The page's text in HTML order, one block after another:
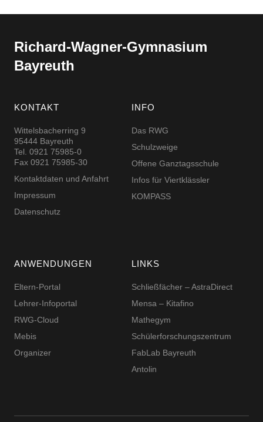
Richard-​​Wagner-​​Gymnasium
Bayreuth
KONTAKT
Wittelsbacherring 9
95444 Bayreuth
Tel. 0921 75985-0
Fax 0921 75985-30
Kontaktdaten und Anfahrt
Impressum
Datenschutz
INFO
Das RWG
Schulzweige
Offene Ganztagsschule
Infos für Viertklässler
KOMPASS
ANWENDUNGEN
Eltern-Portal
Lehrer-Infoportal
RWG-Cloud
Mebis
Organizer
LINKS
Schließfächer – AstraDirect
Mensa – Kitafino
Mathegym
Schüler­for­schungs­zentrum
FabLab Bayreuth
Antolin